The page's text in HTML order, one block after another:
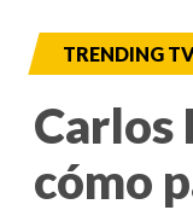
TRENDING
Carlos
cómo